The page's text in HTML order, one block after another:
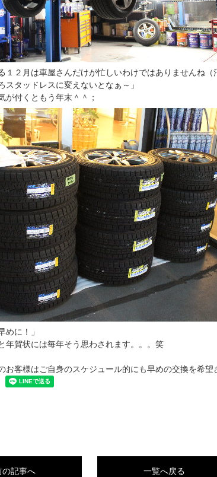
１２月は車屋さんだけが忙しいわけではありませんね（
スタッドレスに変えないとなぁ～」
が付くともう年末＾＾；
めに！」
年賀状には毎年そう思わされます。。。笑
お客様はご自身のスケジュール的にも早めの交換を希望
の記事へ 一覧へ戻る